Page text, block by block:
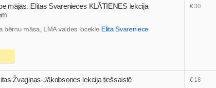
mājās. Elitas Svarenieces KLĀTIENES lekcija
bērnu māsa, LMA valdes locekle Elita Svareniece
€ 30
Žvagiņas-Jākobsones lekcija tiešsaistē € 18